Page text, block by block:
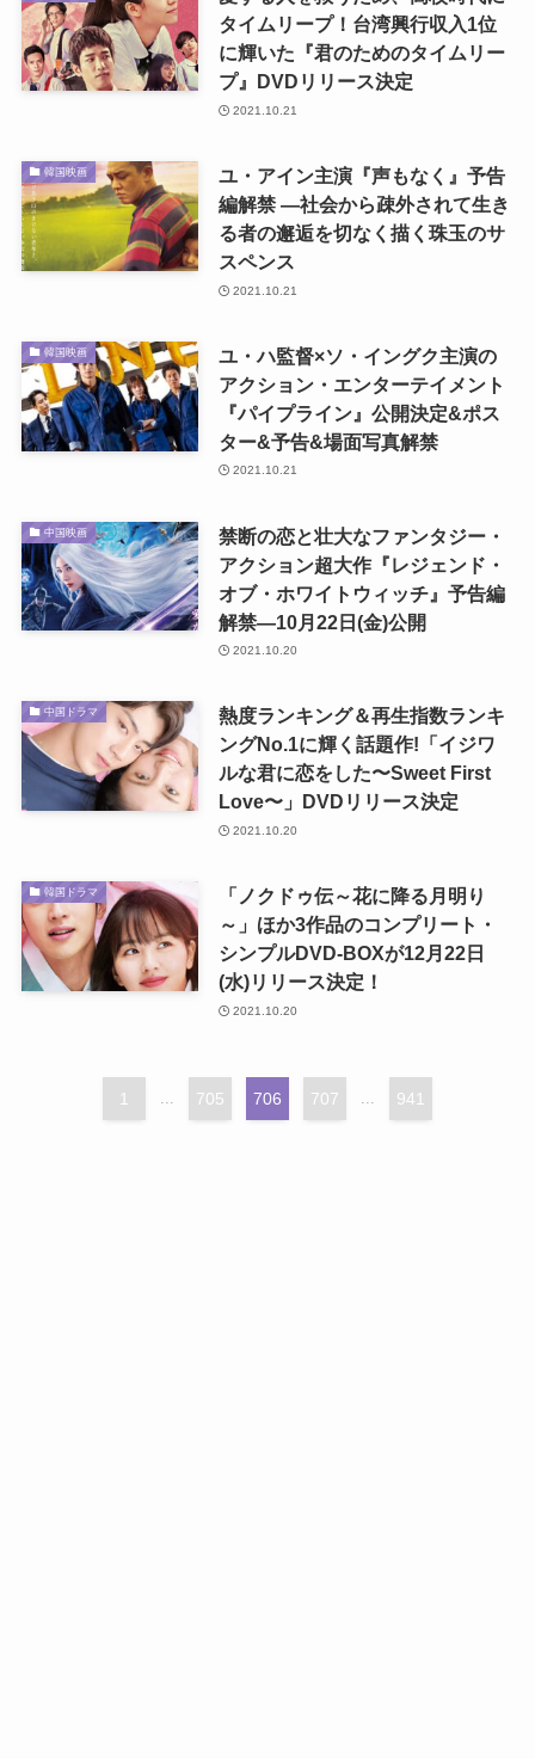
タイムリープ！台湾興行収入1位
に輝いた『君のためのタイムリー
プ』DVDリリース決定
2021.10.21
韓国映画
ユ・アイン主演『声もなく』予告
編解禁 ―社会から疎外されて生き
る者の邂逅を切なく描く珠玉のサ
スペンス
2021.10.21
韓国映画
ユ・ハ監督×ソ・イングク主演の
アクション・エンターテイメント
『パイプライン』公開決定&ポス
ター&予告&場面写真解禁
2021.10.21
中国映画
禁断の恋と壮大なファンタジー・
アクション超大作『レジェンド・
オブ・ホワイトウィッチ』予告編
解禁―10月22日(金)公開
2021.10.20
中国ドラマ
熱度ランキング＆再生指数ランキ
ングNo.1に輝く話題作!「イジワ
ルな君に恋をした〜Sweet First
Love〜」DVDリリース決定
2021.10.20
韓国ドラマ
「ノクドゥ伝～花に降る月明り
～」ほか3作品のコンプリート・
シンプルDVD-BOXが12月22日
(水)リリース決定！
2021.10.20
1 705 706 707 941